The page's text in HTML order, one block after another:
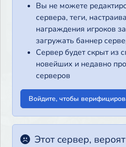
Вы не можете
сервера, теги,
награждения игроков
загружать баннер
Сервер будет скрыт из
новейших и недавно
серверов
Войдите, чтобы
Этот сервер,